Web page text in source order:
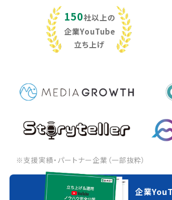
150社以上の
企業YouTube
立ち上げ
※支援実績・パートナー企業（一部抜粋）
企業